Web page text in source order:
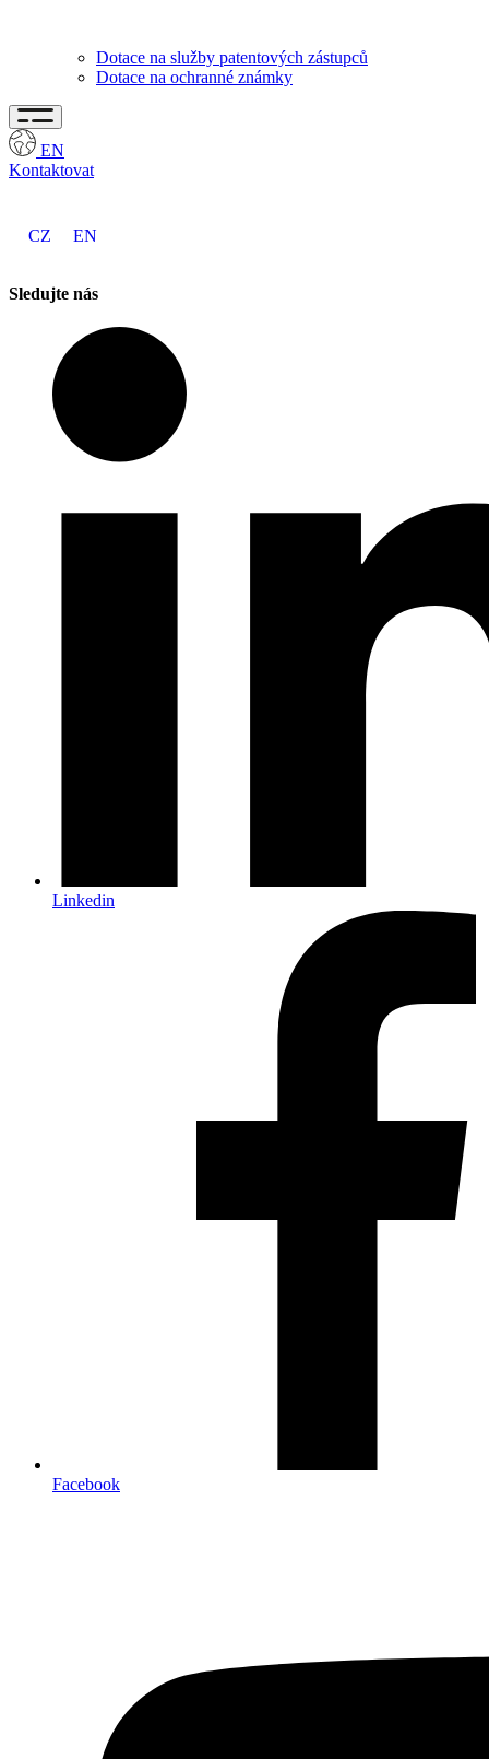
Dotace na služby patentových zástupců
Dotace na ochranné známky
EN
Kontaktovat
CZ EN
Sledujte nás
Linkedin
Facebook